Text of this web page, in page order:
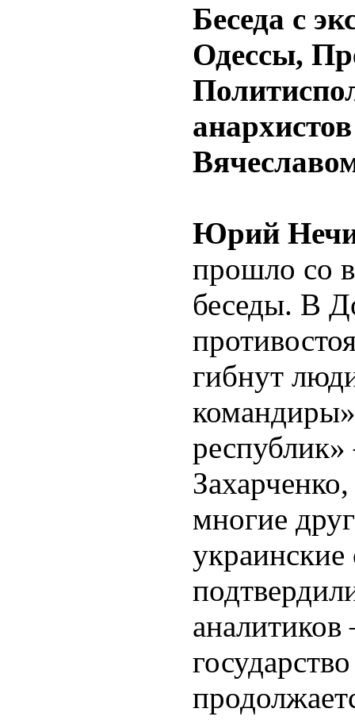
Беседа с
Одессы,
Юрий
прошло со
беседы. В
гибнут
многие
украинские